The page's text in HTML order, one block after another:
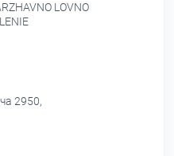
LOVNO
2950,